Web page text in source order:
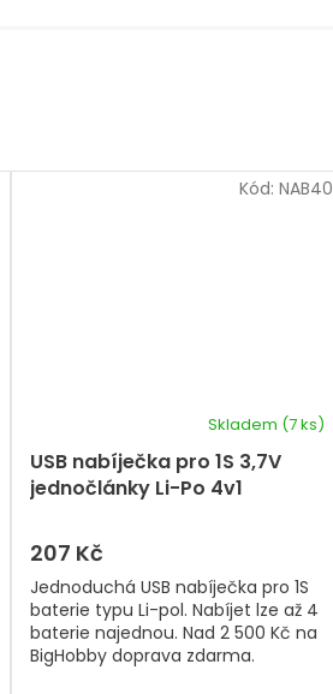
USB nabíječka pro 1S 3,7V
jednočlánky Li-Po 4v1
Skladem (7 ks)
207 Kč
Jednoduchá USB nabíječka pro 1S
baterie typu Li-pol. Nabíjet lze až 4
baterie najednou. Nad 2 500 Kč na
BigHobby doprava zdarma.
Kód: NAB40